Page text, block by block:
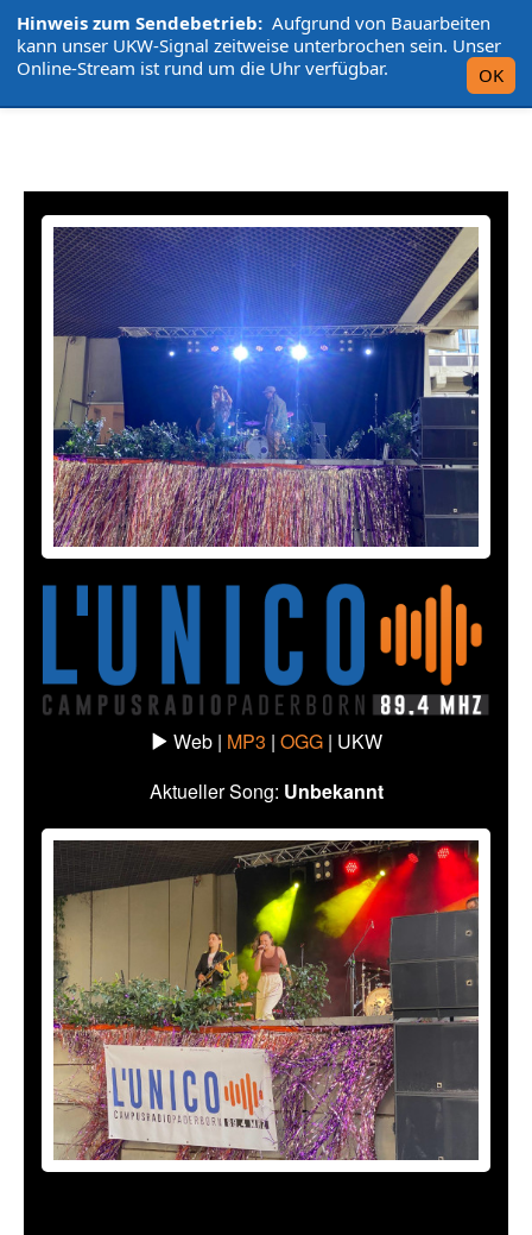
Hinweis zum Sendebetrieb: Aufgrund von Bauarbeiten
kann unser UKW-Signal zeitweise unterbrochen sein. Unser
Online-Stream ist rund um die Uhr verfügbar.
OK
L'UniCo
Web | MP3 | OGG | UKW
Aktueller Song: Unbekannt